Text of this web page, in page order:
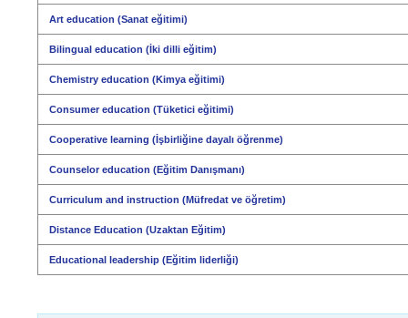
Art education (Sanat eğitimi)
Bilingual education (İki dilli eğitim)
Chemistry education (Kimya eğitimi)
Consumer education (Tüketici eğitimi)
Cooperative learning (İşbirliğine dayalı öğrenme)
Counselor education (Eğitim Danışmanı)
Curriculum and instruction (Müfredat ve öğretim)
Distance Education (Uzaktan Eğitim)
Educational leadership (Eğitim liderliği)